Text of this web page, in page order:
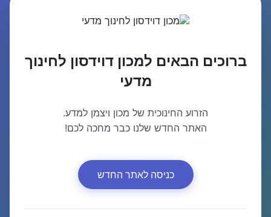
ברוכים הבאים למכון דוידסון לחינוך
מדעי
הזרוע החינוכית של מכון ויצמן למדע.
האתר החדש שלנו כבר מחכה לכם!
כניסה לאתר החדש